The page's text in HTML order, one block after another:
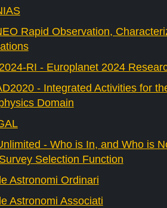
Rapid Observation,
RI - Europlanet 2024
- Integrated Activities for
Domain
- Who is In, and Who is
Selection Function
Astronomi Ordinari
Astronomi Associati